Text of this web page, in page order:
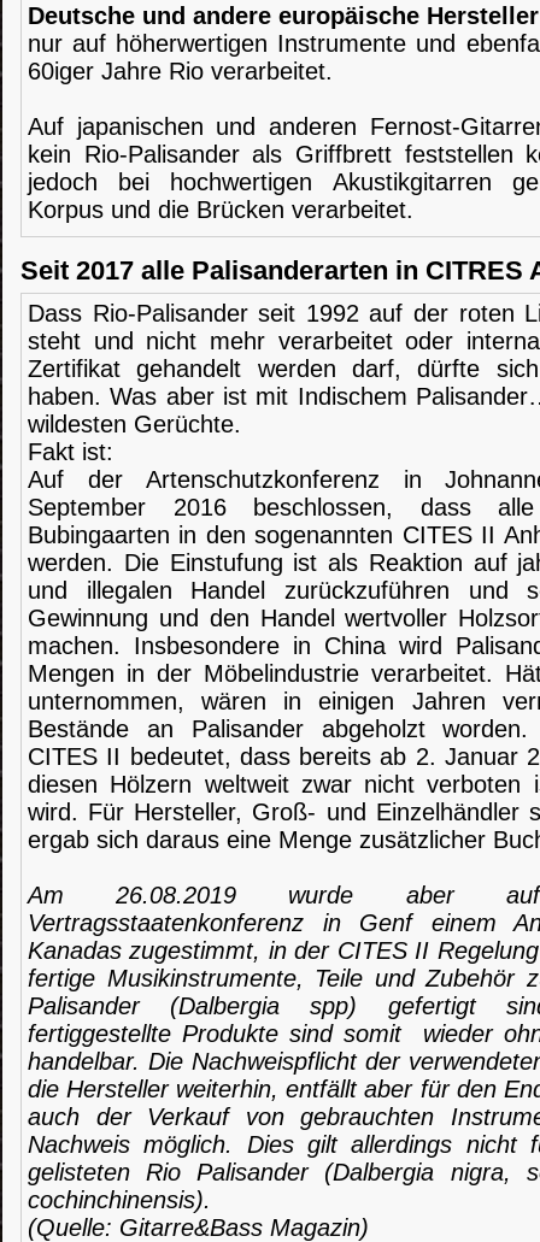
Deutsche und andere europäische Hersteller
nur auf höherwertigen Instrumente und
60iger Jahre Rio verarbeitet.
Auf japanischen und anderen Fernost-
kein Rio-Palisander als Griffbrett feststellen
jedoch bei hochwertigen Akustikgitarren
Korpus und die Brücken verarbeitet.
Seit 2017 alle Palisanderarten in CITRES
Dass Rio-Palisander seit 1992 auf der roten
steht und nicht mehr verarbeitet oder
Zertifikat gehandelt werden darf, dürfte
haben. Was aber ist mit Indischem
wildesten Gerüchte.
Fakt ist:
Auf der Artenschutzkonferenz in
September 2016 beschlossen, dass
Bubingaarten in den sogenannten CITES II
werden. Die Einstufung ist als Reaktion auf
und illegalen Handel zurückzuführen und
Gewinnung und den Handel wertvoller
machen. Insbesondere in China wird
Mengen in der Möbelindustrie verarbeitet.
unternommen, wären in einigen Jahren
Bestände an Palisander abgeholzt
CITES II bedeutet, dass bereits ab 2. Januar
diesen Hölzern weltweit zwar nicht verboten
wird. Für Hersteller, Groß- und Einzelhändler
ergab sich daraus eine Menge zusätzlicher
Am 26.08.2019 wurde aber
Vertragsstaatenkonferenz in Genf einem
Kanadas zugestimmt, in der CITES II
fertige Musikinstrumente, Teile und Zubehör
Palisander (Dalbergia spp) gefertigt
fertiggestellte Produkte sind somit wieder
handelbar. Die Nachweispflicht der
die Hersteller weiterhin, entfällt aber für den
auch der Verkauf von gebrauchten
Nachweis möglich. Dies gilt allerdings
gelisteten Rio Palisander (Dalbergia nigra,
cochinchinensis).
(Quelle: Gitarre&Bass Magazin)